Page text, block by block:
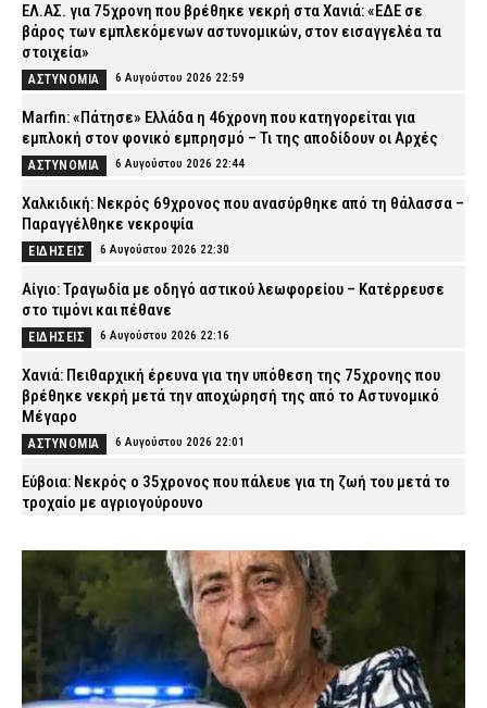
ΕΛ.ΑΣ. για 75χρονη που βρέθηκε νεκρή στα Χανιά: «ΕΔΕ σε
βάρος των εμπλεκόμενων αστυνομικών, στον εισαγγελέα τα
στοιχεία»
ΑΣΤΥΝΟΜΙΑ 6 Αυγούστου 2026 22:59
Marfin: «Πάτησε» Ελλάδα η 46χρονη που κατηγορείται για
εμπλοκή στον φονικό εμπρησμό – Τι της αποδίδουν οι Αρχές
ΑΣΤΥΝΟΜΙΑ 6 Αυγούστου 2026 22:44
Χαλκιδική: Νεκρός 69χρονος που ανασύρθηκε από τη θάλασσα –
Παραγγέλθηκε νεκροψία
ΕΙΔΗΣΕΙΣ 6 Αυγούστου 2026 22:30
Αίγιο: Τραγωδία με οδηγό αστικού λεωφορείου – Κατέρρευσε
στο τιμόνι και πέθανε
ΕΙΔΗΣΕΙΣ 6 Αυγούστου 2026 22:16
Χανιά: Πειθαρχική έρευνα για την υπόθεση της 75χρονης που
βρέθηκε νεκρή μετά την αποχώρησή της από το Αστυνομικό
Μέγαρο
ΑΣΤΥΝΟΜΙΑ 6 Αυγούστου 2026 22:01
Εύβοια: Νεκρός ο 35χρονος που πάλευε για τη ζωή του μετά το
τροχαίο με αγριογούρουνο
Άρτα: Συνελήφθησαν δύο στελέχη του ΔΕΔΔΗΕ μετά την έκρηξη
σε μετασχηματιστή και την πυρκαγιά
ΑΣΤΥΝΟΜΙΑ 6 Αυγούστου 2026 21:32
Συρία: Βόμβα εξερράγη σε λεωφορείο κοντά στη Δαμασκό –
Αναφορές για πολλούς νεκρούς
ΔΙΕΘΝΗ 6 Αυγούστου 2026 21:18